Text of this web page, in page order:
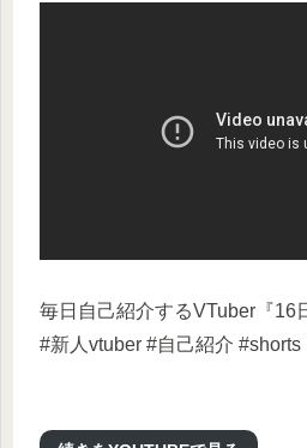
毎日自己紹介するVTuber『16
#新人vtuber #自己紹介 #shorts